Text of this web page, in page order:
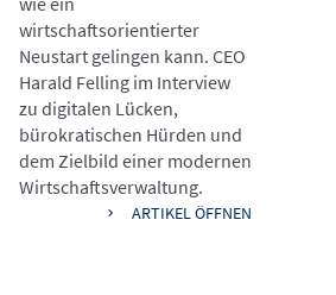
wirtschaftsorientierter
Neustart gelingen kann. CEO
Harald Felling im Interview
zu digitalen Lücken,
bürokratischen Hürden und
dem Zielbild einer modernen
Wirtschaftsverwaltung.
ARTIKEL ÖFFNEN